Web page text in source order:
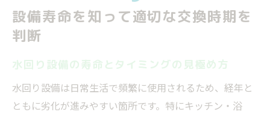
設備寿命を知って適切な交換時期を
判断
水回り設備の寿命とタイミングの見極め方
水回り設備は日常生活で頻繁に使用されるため、経年と
ともに劣化が進みやすい箇所です。特にキッチン・浴